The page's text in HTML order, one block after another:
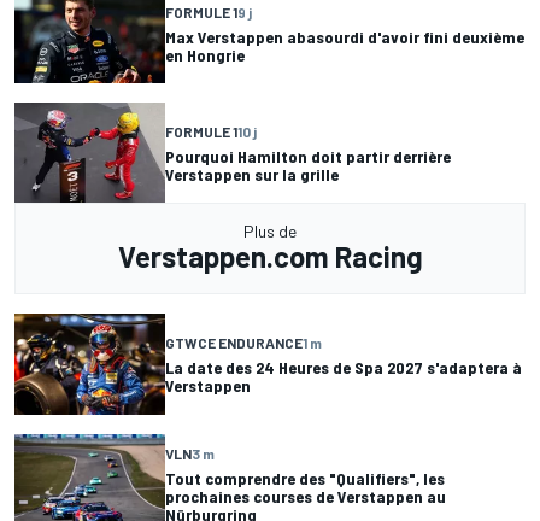
FORMULE 19 j
Max Verstappen abasourdi d'avoir fini deuxième
en Hongrie
FORMULE 110 j
Pourquoi Hamilton doit partir derrière
Verstappen sur la grille
Plus de
Verstappen.com Racing
GTWCE ENDURANCE1 m
La date des 24 Heures de Spa 2027 s'adaptera à
Verstappen
VLN3 m
Tout comprendre des "Qualifiers", les
prochaines courses de Verstappen au
Nürburgring